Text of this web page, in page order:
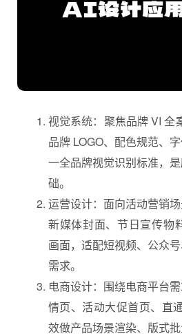
视觉系统：聚焦品牌 VI 全
品牌 LOGO、配色规范、
一全品牌视觉识别标准，
础。
运营设计：面向活动营销
新媒体封面、节日宣传物
画面，适配短视频、公众
需求。
电商设计：围绕电商平台
情页、活动大促首页、直
效做产品场景渲染、版式